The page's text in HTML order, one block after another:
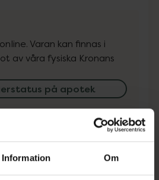
Information Om
Varan kan finnas i
av våra fysiska Kronans
på apotek
finns i lager online